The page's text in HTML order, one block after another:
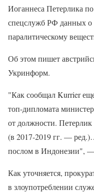
Иоганнеса Петерлика
спецслужб РФ данных
паралитическому
Об этом пишет
Укринформ.
"Как сообщал Kurrier
топ-дипломата
от должности.
(в 2017-2019 гг. —
послом в Индонезии",
Как уточняется,
в злоупотреблении